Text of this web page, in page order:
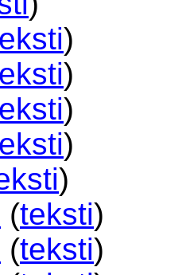
)
)
)
)
)
(teksti)
(teksti)